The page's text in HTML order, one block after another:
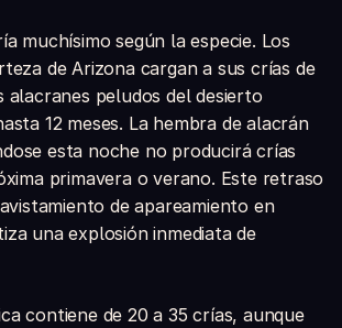
muchísimo según la especie. Los
de Arizona cargan a sus crías de
alacranes peludos del desierto
12 meses. La hembra de alacrán
esta noche no producirá crías
primavera o verano. Este retraso
de apareamiento en
una explosión inmediata de
contiene de 20 a 35 crías, aunque